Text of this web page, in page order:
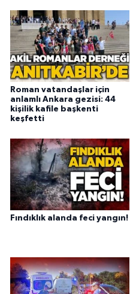
Roman vatandaşlar için
anlamlı Ankara gezisi: 44
kişilik kafile başkenti
keşfetti
Fındıklık alanda feci yangın!